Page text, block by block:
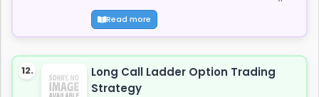
Read more
12.
Long Call Ladder Option Trading
Strategy